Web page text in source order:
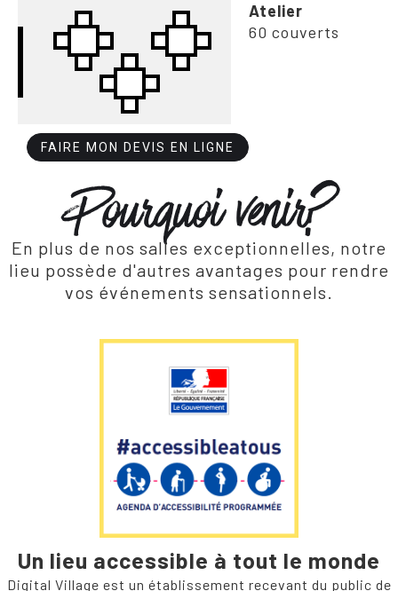
Atelier
60 couverts
FAIRE MON DEVIS EN LIGNE
Pourquoi venir?
En plus de nos salles exceptionnelles, notre
lieu possède d'autres avantages pour rendre
vos événements sensationnels.
Un lieu accessible à tout le monde
Digital Village est un établissement recevant du public de